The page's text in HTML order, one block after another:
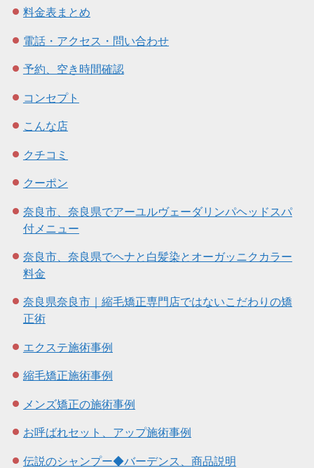
料金表まとめ
電話・アクセス・問い合わせ
予約、空き時間確認
コンセプト
こんな店
クチコミ
クーポン
奈良市、奈良県でアーユルヴェーダリンパヘッドスパ
付メニュー
奈良市、奈良県でヘナと白髪染とオーガッニクカラー
料金
奈良県奈良市｜縮毛矯正専門店ではないこだわりの矯
正術
エクステ施術事例
縮毛矯正施術事例
メンズ矯正の施術事例
お呼ばれセット、アップ施術事例
伝説のシャンプー◆バーデンス、商品説明